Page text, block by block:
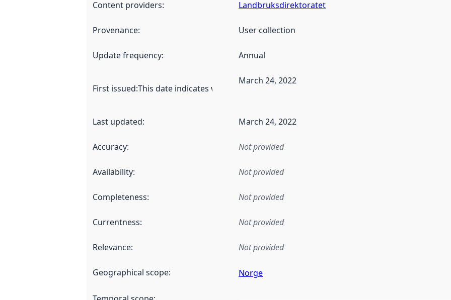
Content providers: Landbruksdirektoratet
Provenance: User collection
Update frequency: Annual
First issued:This date indicates when the data in this dataset was first released. It may have
March 24, 2022
Last updated: March 24, 2022
Accuracy: Not provided
Availability: Not provided
Completeness: Not provided
Currentness: Not provided
Relevance: Not provided
Geographical scope: Norge